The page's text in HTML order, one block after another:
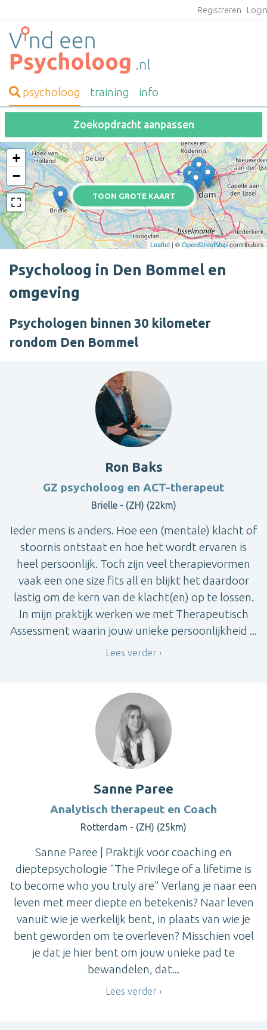
Registreren
psycholoog training info
Zoekopdracht aanpassen
TOON GROTE KAART
+
−
Leaflet | ©OpenStreetMapcontributors
Psycholoog in Den Bommel en
omgeving
Psychologen binnen 30 kilometer
rondom Den Bommel
Ron Baks
GZ psycholoog en ACT-therapeut
Brielle - (ZH) (22km)
Ieder mens is anders. Hoe een (mentale) klacht of
stoornis ontstaat en hoe het wordt ervaren is
heel persoonlijk. Toch zijn veel therapievormen
vaak een one size fits all en blijkt het daardoor
lastig om de kern van de klacht(en) op te lossen.
In mijn praktijk werken we met Therapeutisch
Assessment waarin jouw unieke persoonlijkheid ...
Lees verder
Sanne Paree
Analytisch therapeut en Coach
Rotterdam - (ZH) (25km)
Sanne Paree | Praktijk voor coaching en
dieptepsychologie "The Privilege of a lifetime is
to become who you truly are" Verlang je naar een
leven met meer diepte en betekenis? Naar leven
vanuit wie je werkelijk bent, in plaats van wie je
bent geworden om te overleven? Misschien voel
je dat je hier bent om jouw unieke pad te
bewandelen, dat...
Lees verder